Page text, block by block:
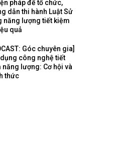
pháp để tổ chức,
dẫn thi hành Luật Sử
năng lượng tiết kiệm
quả
Góc chuyên gia]
công nghệ tiết
năng lượng: Cơ hội và
thức